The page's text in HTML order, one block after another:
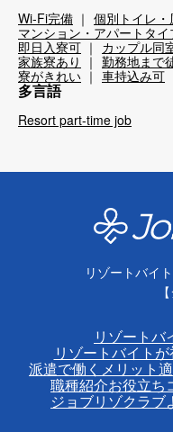
Wi-Fi完備 個別トイレ
マンション・アパートタイ
即日入寮可
カップル同
家族寮あり
勤務地まで
寮がきれい
車持込み可
多言語
Resort part-time job
リゾートバイ
リゾートバ
リゾートバイト
派遣で働くメリット
職種紹介お役立ち
ジョブリゾクラブ